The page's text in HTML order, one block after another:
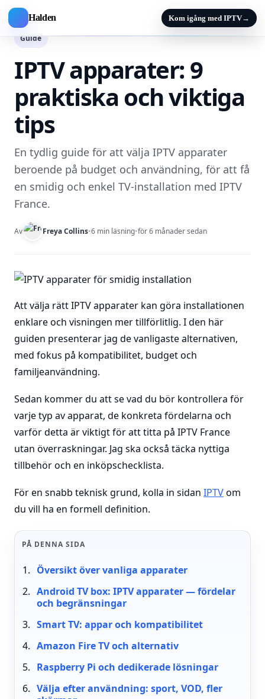
Halden Kom igång med IPTV→
Guide
IPTV apparater: 9
praktiska och viktiga
tips
En tydlig guide för att välja IPTV apparater
beroende på budget och användning, för att få
en smidig och enkel TV-installation med IPTV
France.
Av Freya Collins•6 min läsning•för 6 månader sedan
Att välja rätt IPTV apparater kan göra installationen
enklare och visningen mer tillförlitlig. I den här
guiden presenterar jag de vanligaste alternativen,
med fokus på kompatibilitet, budget och
familjeanvändning.
Sedan kommer du att se vad du bör kontrollera för
varje typ av apparat, de konkreta fördelarna och
varför detta är viktigt för att titta på IPTV France
utan överraskningar. Jag ska också täcka nyttiga
tillbehör och en inköpschecklista.
För en snabb teknisk grund, kolla in sidan IPTVom
du vill ha en formell definition.
PÅ DENNA SIDA
Översikt över vanliga apparater
Android TV box: IPTV apparater — fördelar
och begränsningar
Smart TV: appar och kompatibilitet
Amazon Fire TV och alternativ
Raspberry Pi och dedikerade lösningar
Välja efter användning: sport, VOD, fler